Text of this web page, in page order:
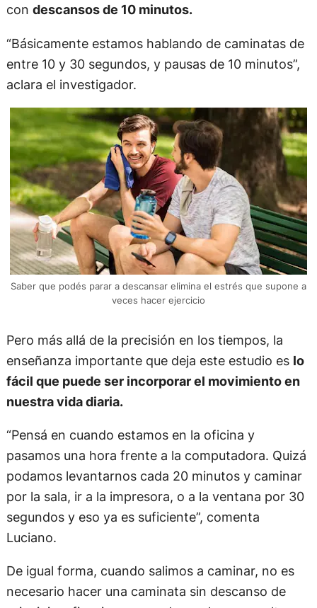
con descansos de 10 minutos.
“Básicamente estamos hablando de caminatas de
entre 10 y 30 segundos, y pausas de 10 minutos”,
aclara el investigador.
Saber que podés parar a descansar elimina el estrés que supone a
veces hacer ejercicio
Pero más allá de la precisión en los tiempos, la
enseñanza importante que deja este estudio es lo
fácil que puede ser incorporar el movimiento en
nuestra vida diaria.
“Pensá en cuando estamos en la oficina y
pasamos una hora frente a la computadora. Quizá
podamos levantarnos cada 20 minutos y caminar
por la sala, ir a la impresora, o a la ventana por 30
segundos y eso ya es suficiente”, comenta
Luciano.
De igual forma, cuando salimos a caminar, no es
necesario hacer una caminata sin descanso de